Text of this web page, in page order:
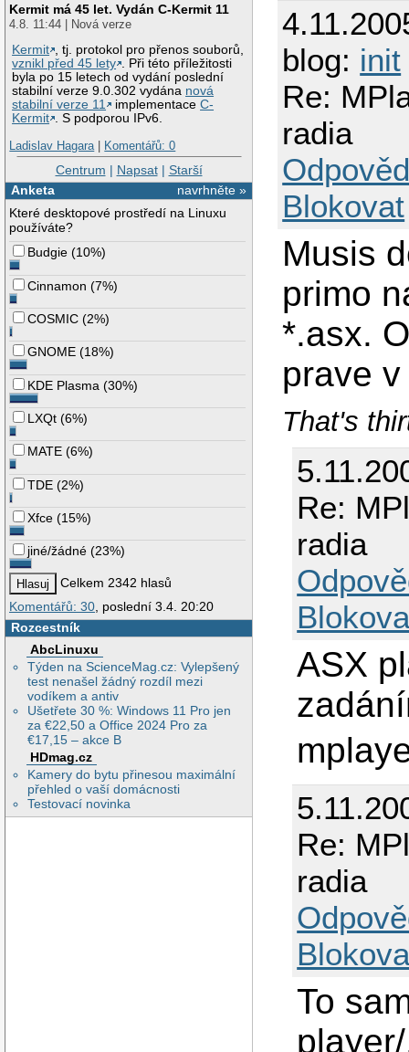
Kermit má 45 let. Vydán C-Kermit 11
4.8. 11:44 | Nová verze
Kermit , tj. protokol pro přenos souborů,
vznikl před 45 lety . Při této příležitosti
byla po 15 letech od vydání poslední
stabilní verze 9.0.302 vydána nová
stabilní verze 11
implementaceC-
Kermit . S podporou IPv6.
Ladislav Hagara| Komentářů: 0
Centrum | Napsat| Starší
navrhněte »
Anketa
Které desktopové prostředí na Linuxu
používáte?
Budgie (10%)
Cinnamon (7%)
COSMIC (2%)
GNOME (18%)
KDE Plasma (30%)
LXQt (6%)
MATE (6%)
TDE (2%)
Xfce (15%)
jiné/žádné (23%)
Celkem 2342 hlasů
Komentářů: 30 , poslední 3.4. 20:20
Rozcestník
AbcLinuxu
Týden na ScienceMag.cz: Vylepšený
test nenašel žádný rozdíl mezi
vodíkem a antiv
Ušetřete 30 %: Windows 11 Pro jen
za €22,50 a Office 2024 Pro za
€17,15 – akce B
HDmag.cz
Kamery do bytu přinesou maximální
přehled o vaší domácnosti
Testovací novinka
blog: init
Re:
radia
Blokovat
Musis
primo
*.asx.
prave
That's
Re:
radia
ASX
Re:
radia
To